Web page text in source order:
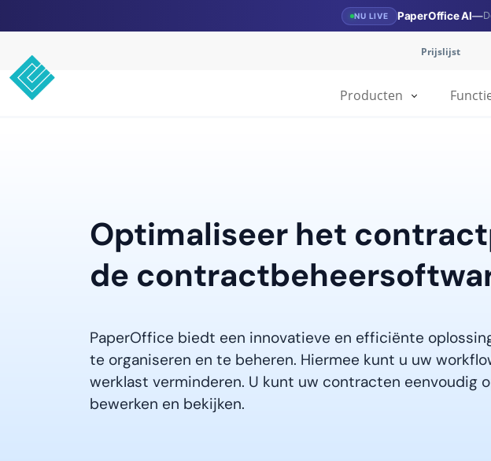
NU LIVE PaperOffice AI—
Prijslijst
Producten
Optimaliseer het
de
PaperOffice biedt een innovatieve en efficiënte
te organiseren en te beheren. Hiermee kunt u uw
werklast verminderen. U kunt uw contracten eenvoudig
bewerken en bekijken.